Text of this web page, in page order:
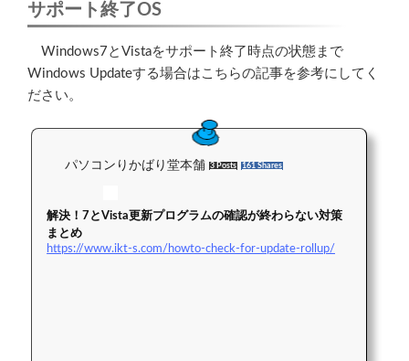
サポート終了OS
Windows7とVistaをサポート終了時点の状態まで
Windows Updateする場合はこちらの記事を参考にしてく
ださい。
パソコンりかばり堂本舗 3 Posts 161 Shares
解決！7とVista更新プログラムの確認が終わらない対策
まとめ
https://www.ikt-s.com/howto-check-for-update-rollup/